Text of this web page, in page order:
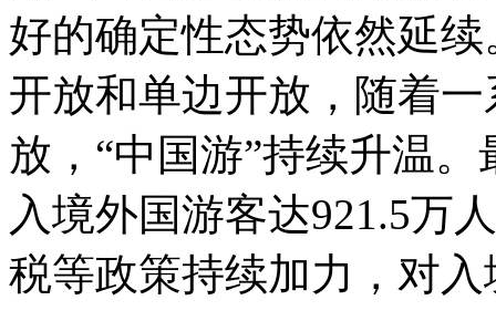
好的确定性态势依然延
开放和单边开放，随着
放，“中国游”持续升温
入境外国游客达921.5万
税等政策持续加力，对